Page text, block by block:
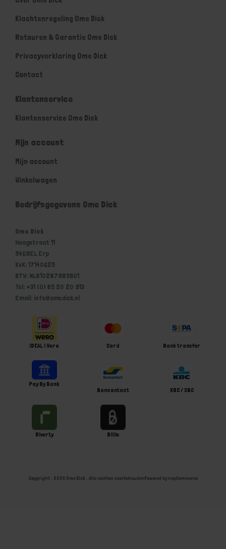
Klachtenregeling Ome Dick
Retouren & Garantie Ome Dick
Privacyverklaring Ome Dick
Contact
Klantenservice
Klantenservice Ome Dick
Mijn account
Mijn account
Winkelwagen
Bedrijfsgegevens Ome Dick
Ome Dick
Hoogstraat 11
5469EL Erp
KvK: 17140625
BTW: NL810287985B01
Tel: +31 (0) 85 20 20 913
Email: info@omedick.nl
iDEAL | Wero Card Bank transfer
Pay By Bank
Bancontact
KBC / CBC
Riverty Billie
Copyright ; 2026 Ome Dick . Alle rechten voorbehoudenPowered by nopCommerce